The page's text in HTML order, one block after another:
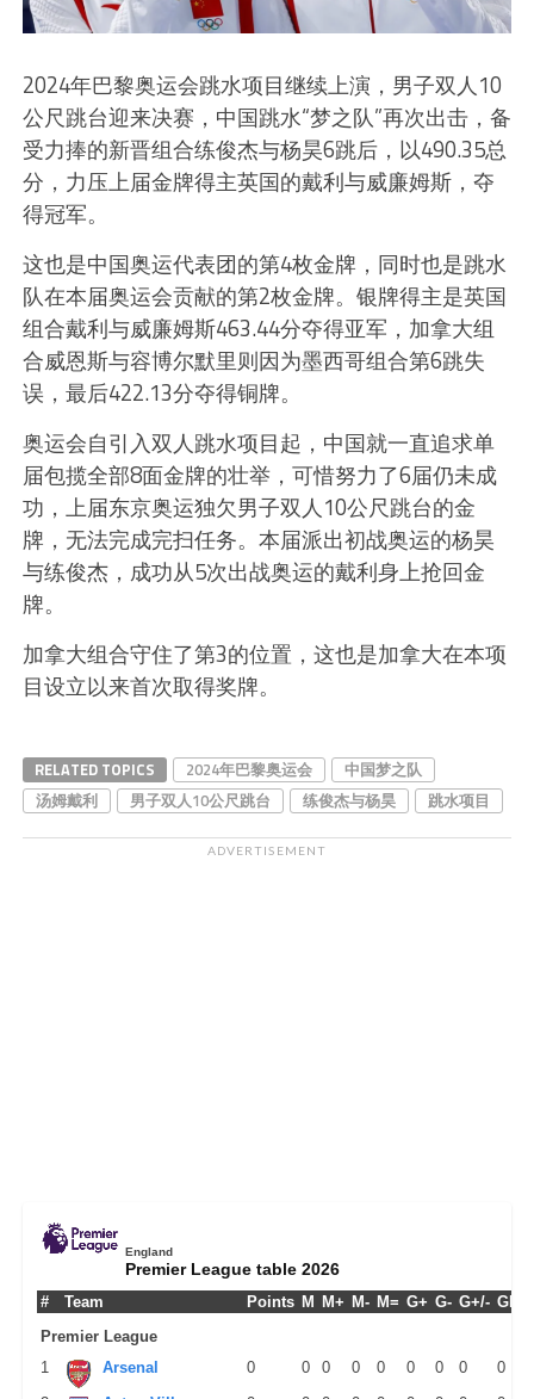
2024年巴黎奥运会跳水项目继续上演，男子双人10
公尺跳台迎来决赛，中国跳水“梦之队”再次出击，备
受力捧的新晋组合练俊杰与杨昊6跳后，以490.35总
分，力压上届金牌得主英国的戴利与威廉姆斯，夺
得冠军。
这也是中国奥运代表团的第4枚金牌，同时也是跳水
队在本届奥运会贡献的第2枚金牌。银牌得主是英国
组合戴利与威廉姆斯463.44分夺得亚军，加拿大组
合威恩斯与容博尔默里则因为墨西哥组合第6跳失
误，最后422.13分夺得铜牌。
奥运会自引入双人跳水项目起，中国就一直追求单
届包揽全部8面金牌的壮举，可惜努力了6届仍未成
功，上届东京奥运独欠男子双人10公尺跳台的金
牌，无法完成完扫任务。本届派出初战奥运的杨昊
与练俊杰，成功从5次出战奥运的戴利身上抢回金
牌。
加拿大组合守住了第3的位置，这也是加拿大在本项
目设立以来首次取得奖牌。
RELATED TOPICS 2024年巴黎奥运会
中国梦之队
汤姆戴利
男子双人10公尺跳台 练俊杰与杨昊 跳水项目
ADVERTISEMENT
England
Premier League table 2026
# Team Points M M+ M- M= G+ G- G+/- GPM
Premier League
1
Arsenal 0 0 0 0 0 0 0 0
0